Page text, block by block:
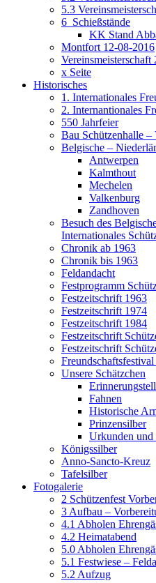
5.3
6_Schießstände
KK Stand
Montfort 12-08-2016
Vereinsmeisterschaft
x Seite
Historisches
1. Internationales
2. Internantionales
550 Jahrfeier
Bau Schützenhalle –
Belgische –
Antwerpen
Kalmthout
Mechelen
Valkenburg
Zandhoven
Besuch des
Internationales
Chronik ab 1963
Chronik bis 1963
Feldandacht
Festprogramm
Festzeitschrift 1963
Festzeitschrift 1974
Festzeitschrift 1984
Festzeitschrift
Festzeitschrift
Unsere Schätzchen
Fahnen
Historische
Prinzensilber
Urkunden und
Königssilber
Anno-Sancto-Kreuz
Tafelsilber
Fotogalerie
2 Schützenfest
3 Aufbau –
4.1 Abholen
4.2 Heimatabend
5.0 Abholen
5.1 Festwiese –
5.2 Aufzug